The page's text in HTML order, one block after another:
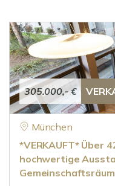
305.000,- €
München
*VERKAUFT* Über
hochwertige